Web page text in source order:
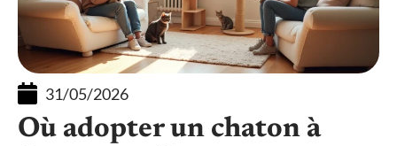
31/05/2026
Où adopter un chaton à